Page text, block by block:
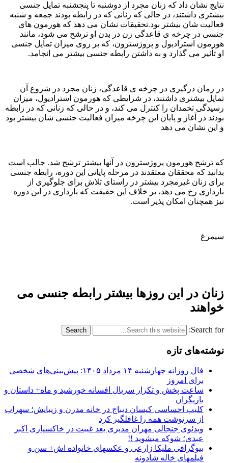
نتایج نشان داد که زنان مجرد از دوشنبه تا پنجشنبه تمایل جنسی
بیشتری داشتند، در حالی که زنانی که در رابطه بودند جمعه و شنبه
فعالیت شان بیشتر بود.تحقیقات نشان می دهد که هورمون های
جنسی در چرخه ی قاعدگی زن در بدن او ترشح می شود، مانند
هورمون استرادیول و پروژسترون، که بر روی میزان تمایل جنسی
او تأثیر می گذارد و به داشتن رابطه جنسی بیشتر می انجامد.
در زمان درگیری در چرخه ی قاعدگی، زنان مجرد در شروع آن
تمایل بیشتری داشتند، در شرایطی که هورمون استرادیول، میزان
رسیدگی تخمدان را کنترل می کند، و در حالی که زنانی که در رابطه
بودند در آغاز و پایان این چرخه میزان فعالیت جنسی شان بیشتر بود
و این نشان می دهد
که ترشح هورمون پروژسترون در آنها بیشتر ترشح شد. جالب است
بدانید که محققان معتقدند در مرحله پایانی این دوره، رابطه جنسی
برای زنان غیرمجرد بیشتر در راستای تلاش برای جلوگیری از
بارداری رخ می دهد، بر خلاف این حقیقت که بارداری در این دوره
نیز همچنان امکان پذیر است.
سیمرغ
زنان در این روزها بیشتر رابطه جنسی می
خواهند
Search for:
نوشته‌های تازه
فال روزانه چهارشنبه ۱۴ مرداد ۱۴۰۵: پیش‌بینی‌های شخصی
برای امروز
ساعت پخش و تکرار سریال افسانه خورشید و ماه+ داستان و
بازیگران
کلیپ احساسی کیسان دیباج در خانه مدرن و زیبایش؛ سهراب
از سرنوشت همه را غافلگیر کرد
ویدئوی جنجالی مهران مدیری بعد غیبت در خاکسپاری اکبر
عبدی؛ شوکه میشوید !!
بیوگرافی ملیکا زارعی و عکسهای خانواده اش+ سن و
فیلمهای خاله شادونه